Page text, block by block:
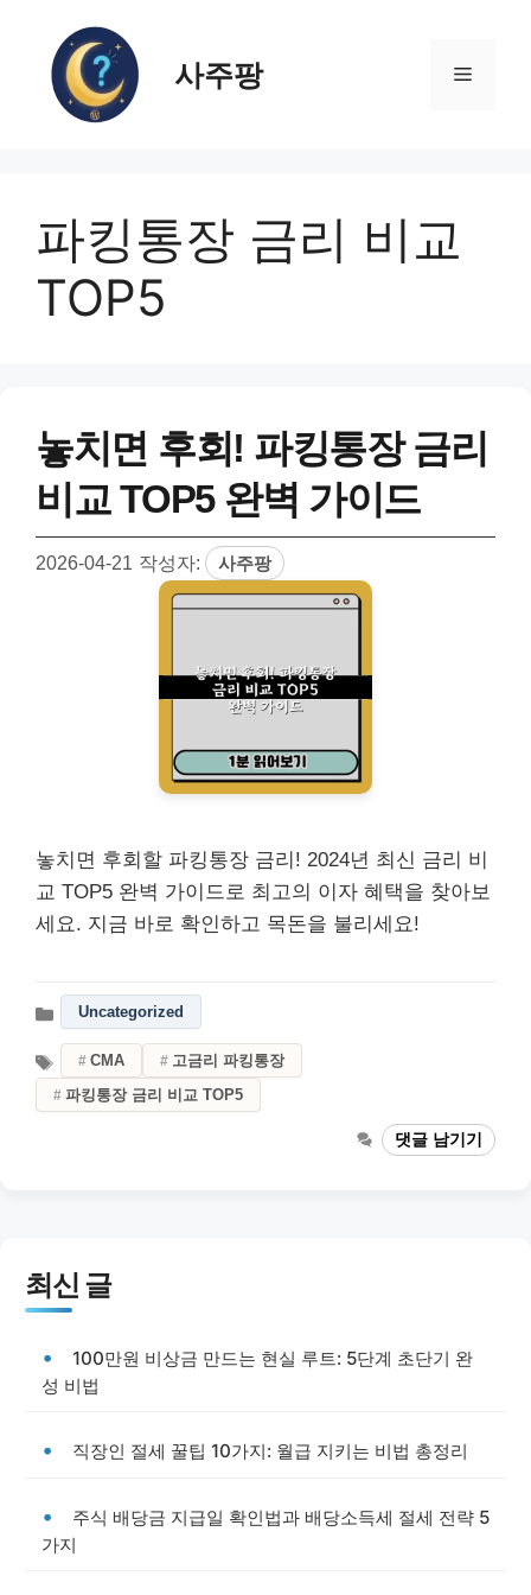
사주팡 메
파킹통장 금리 비교
TOP5
놓치면 후회! 파킹통장 금리
비교 TOP5 완벽 가이드
2026-04-21 작성자: 사주팡
놓치면 후회할 파킹통장 금리! 2024년 최신 금리 비
교 TOP5 완벽 가이드로 최고의 이자 혜택을 찾아보
세요. 지금 바로 확인하고 목돈을 불리세요!
Uncategorized
CMA
고금리 파킹통장
파킹통장 금리 비교 TOP5
댓글 남기기
최신 글
100만원 비상금 만드는 현실 루트: 5단계 초단기 완
성 비법
직장인 절세 꿀팁 10가지: 월급 지키는 비법 총정리
주식 배당금 지급일 확인법과 배당소득세 절세 전략 5
가지